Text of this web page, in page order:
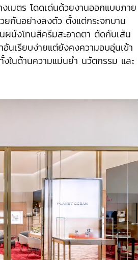
เมตร โดดเด่นด้วยงานออกแบบภาย
ยกันอย่างลงตัว ตั้งแต่กระจกบาน
ผนังโทนสีครีมสะอาดตา ตัดกับเส้น
นเรียบง่ายแต่ยังคงความอบอุ่นเข้า
ในด้านความแม่นยำ นวัตกรรม และ